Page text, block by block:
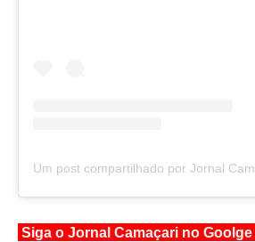
Siga o Jornal Camaçari no